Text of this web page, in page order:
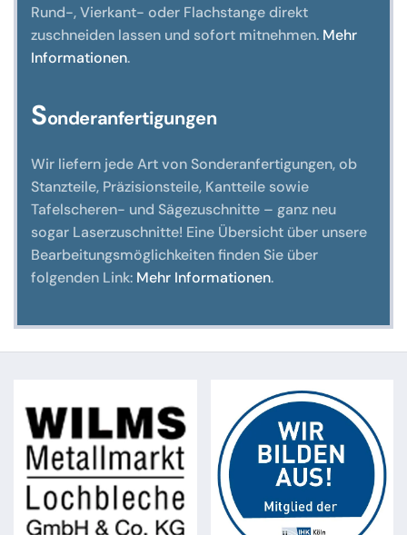
Rund-, Vierkant- oder Flachstange direkt
zuschneiden lassen und sofort mitnehmen. Mehr
Informationen.
Sonderanfertigungen
Wir liefern jede Art von Sonderanfertigungen, ob
Stanzteile, Präzisionsteile, Kantteile sowie
Tafelscheren- und Sägezuschnitte – ganz neu
sogar Laserzuschnitte! Eine Übersicht über unsere
Bearbeitungsmöglichkeiten finden Sie über
folgenden Link: Mehr Informationen.